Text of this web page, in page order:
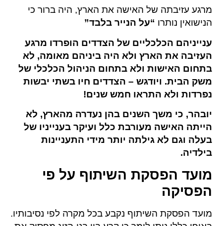
מרגע עזיבתה של האישה את הארץ, היה ברור כי
הנישואין נותרו “על הנייר בלבד”
ענייניהם הכלכליים של הצדדים הופרדו מרגע
העזיבה את הארץ ולא היה ביניהם מאומה, לא
בתחום האישות ולא בתחום הניהול הכלכלי של
משק הבית. ויודגש – הצדדים חיו בשתי יבשות
נפרדות ולא התראו חמש שנים!
יובהר, כי משך השנים בהן נעדרה מהארץ, לא
הייתה האישה מעורבת כלל ועיקר בענייניו של
בעלה וגם לא גילתה יותר מידי התעניינות
בילדיה.
מועד הפסקת השיתוף על פי
הפסיקה
מועד הפסקת השיתוף נקבע בכל מקרה לפי נסיבותיו.